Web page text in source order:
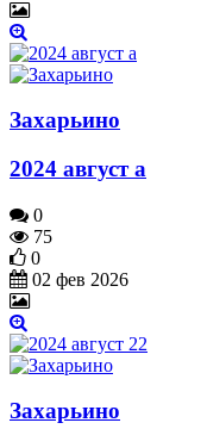
Захарьино
2024 август а
0
75
0
02 фев 2026
Захарьино